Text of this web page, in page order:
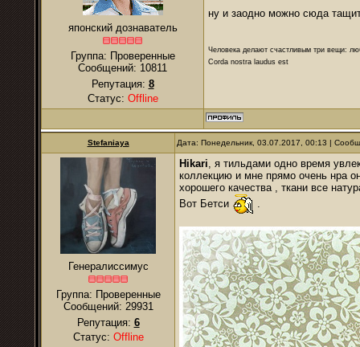
японский дознаватель
Группа: Проверенные
Сообщений: 10811
Репутация: 8
Статус: Offline
ну и заодно можно сюда
Человека делают счастливым три вещи:
Corda nostra laudus est
Stefaniaya Дата: Понедельник, 03.07.2017, 00:13 |
Генералиссимус
Группа: Проверенные
Сообщений: 29931
Репутация: 6
Статус: Offline
Hikari, я тильдами одно время
коллекцию и мне прямо очень нра
хорошего качества , ткани все
Вот Бетси